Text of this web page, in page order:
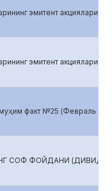
эмитент
эмитент
факт №25 (Февраль
СОФ ФОЙДАНИ